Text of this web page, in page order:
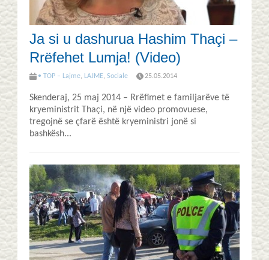
Ja si u dashurua Hashim Thaçi –
Rrëfehet Lumja! (Video)
• TOP – Lajme, LAJME, Sociale 25.05.2014
Skenderaj, 25 maj 2014 – Rrëfimet e familjarëve të
kryeministrit Thaçi, në një video promovuese,
tregojnë se çfarë është kryeministri jonë si
bashkësh...